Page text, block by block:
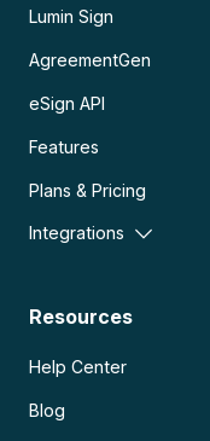
Lumin Sign
AgreementGen
eSign API
Features
Plans & Pricing
Integrations
Resources
Help Center
Blog